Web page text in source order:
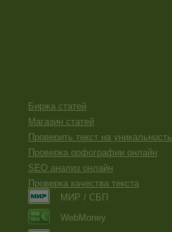
Биржа статей
Магазин статей
Проверить текст на уникальность
Проверка орфографии онлайн
SEO анализ онлайн
Проверка качества текста
МИР / СБП
WebMoney